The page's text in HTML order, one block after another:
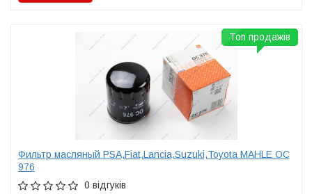
Фильтр масляный PSA,Fiat,Lancia,Suzuki,Toyota MAHLE OC
976
0 відгуків
Топ продажів